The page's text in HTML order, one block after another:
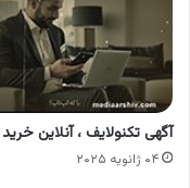
آگهی تکنولایف ، آنلاین
۰۴ ژانویه ۲۰۲۵